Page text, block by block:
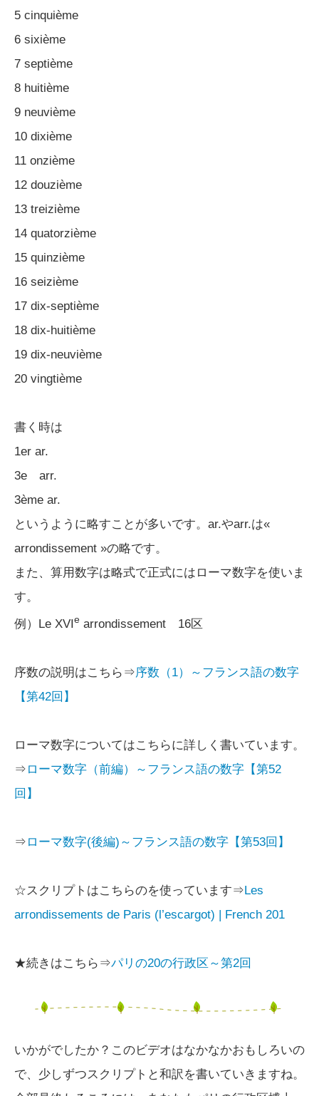
5 cinquième
6 sixième
7 septième
8 huitième
9 neuvième
10 dixième
11 onzième
12 douzième
13 treizième
14 quatorzième
15 quinzième
16 seizième
17 dix-septième
18 dix-huitième
19 dix-neuvième
20 vingtième
書く時は
1er ar.
3e arr.
3ème ar.
というように略すことが多いです。ar.やarr.は«
arrondissement »の略です。
また、算用数字は略式で正式にはローマ数字を使いま
す。
例）Le XVIe arrondissement 16区
序数の説明はこちら⇒序数（1）～フランス語の数字
【第42回】
ローマ数字についてはこちらに詳しく書いています。
⇒ ローマ数字（前編）～フランス語の数字【第52
回】
⇒ ローマ数字(後編)～フランス語の数字【第53回】
☆スクリプトはこちらのを使っています⇒Les
arrondissements de Paris (l’escargot) | French 201
★続きはこちら⇒パリの20の行政区～第2回
いかがでしたか？このビデオはなかなかおもしろいの
で、少しずつスクリプトと和訳を書いていきますね。